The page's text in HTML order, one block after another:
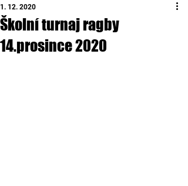
Školní turnaj ragby
14.prosince 2020
1. 12. 2020